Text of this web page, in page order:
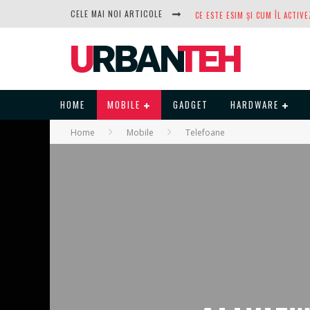
CELE MAI NOI ARTICOLE
DUPĂ ANI DE REFUZURI,
HOME MOBILE GADGET HARDWARE
Home Mobile Telefoane